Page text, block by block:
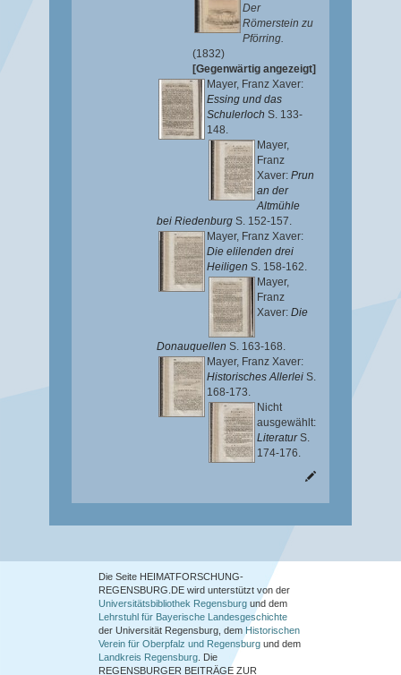
Der
Römerstein zu
Pförring.
(1832)
[Gegenwärtig angezeigt]
Mayer, Franz Xaver:
Essing und das
Schulerloch S. 133-
148.
Mayer,
Franz
Xaver: Prun
an der
Altmühle
bei Riedenburg S. 152-157.
Mayer, Franz Xaver:
Die elilenden drei
Heiligen S. 158-162.
Mayer,
Franz
Xaver: Die
Donauquellen S. 163-168.
Mayer, Franz Xaver:
Historisches Allerlei S.
168-173.
Nicht
ausgewählt:
LiteraturS.
174-176.
Die Seite HEIMATFORSCHUNG-
REGENSBURG.DE wird unterstützt von der
Universitätsbibliothek Regensburg und dem
Lehrstuhl für Bayerische Landesgeschichte
der Universität Regensburg, dem Historischen
Verein für Oberpfalz und Regensburg und dem
Landkreis Regensburg . Die
REGENSBURGER BEITRÄGE ZUR